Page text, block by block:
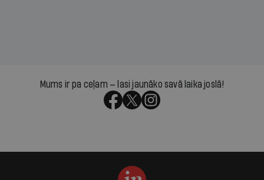
Mums ir pa ceļam — lasi jaunāko savā laika joslā!